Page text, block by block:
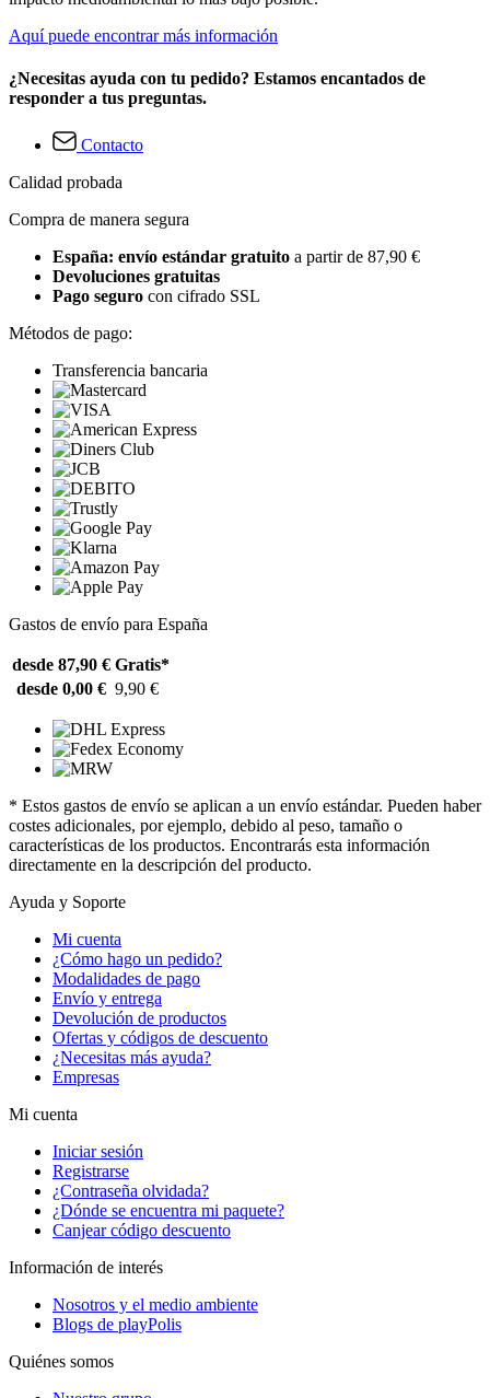
Aquí puede encontrar más información
¿Necesitas ayuda con tu pedido? Estamos encantados de
responder a tus preguntas.
Contacto
Calidad probada
Compra de manera segura
España: envío estándar gratuito a partir de 87,90 €
Devoluciones gratuitas
Pago seguro con cifrado SSL
Métodos de pago:
Transferencia bancaria
Gastos de envío para España
desde 87,90 € Gratis*
desde 0,00 € 9,90 €
* Estos gastos de envío se aplican a un envío estándar. Pueden haber
costes adicionales, por ejemplo, debido al peso, tamaño o
características de los productos. Encontrarás esta información
directamente en la descripción del producto.
Ayuda y Soporte
Mi cuenta
¿Cómo hago un pedido?
Modalidades de pago
Envío y entrega
Devolución de productos
Ofertas y códigos de descuento
¿Necesitas más ayuda?
Empresas
Mi cuenta
Iniciar sesión
Registrarse
¿Contraseña olvidada?
¿Dónde se encuentra mi paquete?
Canjear código descuento
Información de interés
Nosotros y el medio ambiente
Blogs de playPolis
Quiénes somos